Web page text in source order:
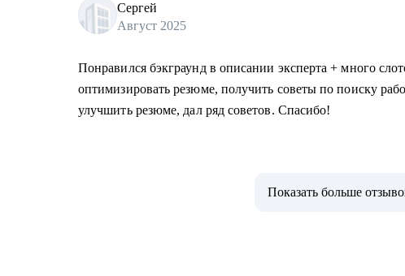
Сергей
Август 2025
Понравился бэкграунд в описании эксперта + много
оптимизировать резюме, получить советы по поиску
улучшить резюме, дал ряд советов. Спасибо!
Показать больше